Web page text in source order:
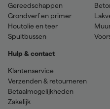
Gereedschappen
Grondverf en primer
Houtolie en teer
Spuitbussen
Hulp & contact
Klantenservice
Verzenden & retourneren
Betaalmogelijkheden
Zakelijk